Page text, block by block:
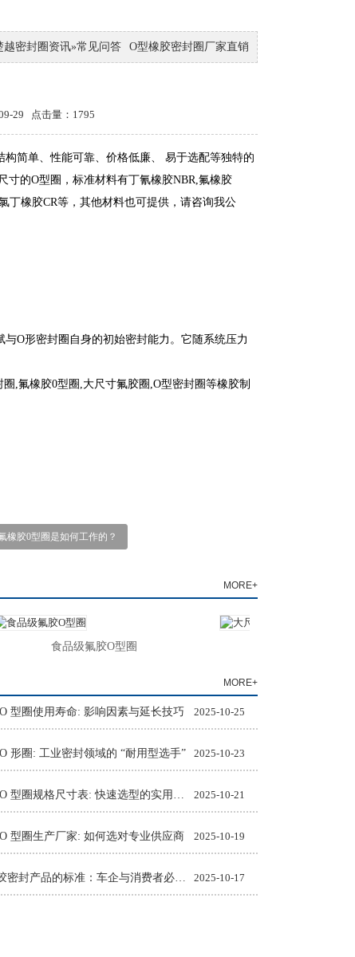
越密封圈资讯»常见问答 O型橡胶密封圈厂家直销
29 点击量：1795
简单、性能可靠、价格低廉、 易于选配等独特的
寸的O型圈，标准材料有丁氰橡胶NBR,氟橡胶
丁橡胶CR等，其他材料也可提供，请咨询我公
O形密封圈自身的初始密封能力。它随系统压力
,氟橡胶0型圈,大尺寸氟胶圈,O型密封圈等橡胶制
橡胶0型圈是如何工作的？
MORE+
食品级氟胶O型圈
MORE+
型圈使用寿命: 影响因素与延长技巧 2025-10-25
形圈: 工业密封领域的 “耐用型选手” 2025-10-23
氟橡胶 O 型圈规格尺寸表: 快速选型的实用工具 2025-10-21
型圈生产厂家: 如何选对专业供应商 2025-10-19
汽车橡胶密封产品的标准：车企与消费者必知的质量准则 2025-10-17